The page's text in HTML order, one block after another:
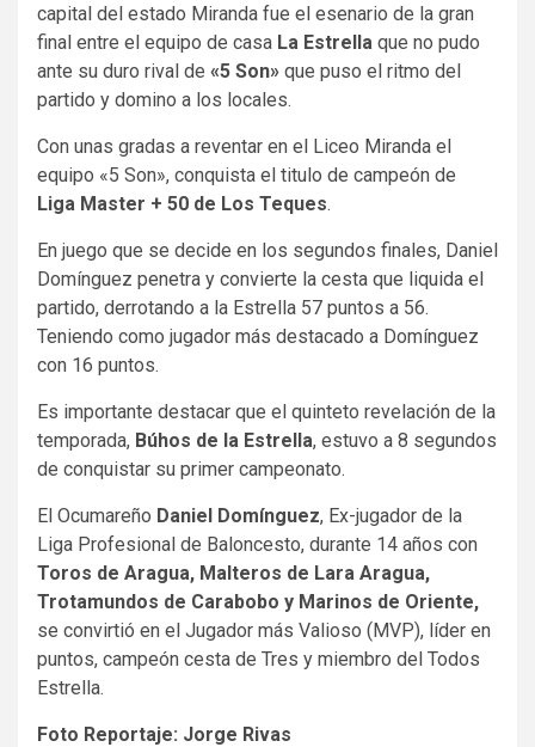
capital del estado Miranda fue el esenario de la gran
final entre el equipo de casa La Estrella que no pudo
ante su duro rival de «5 Son» que puso el ritmo del
partido y domino a los locales.
Con unas gradas a reventar en el Liceo Miranda el
equipo «5 Son», conquista el titulo de campeón de
Liga Master + 50 de Los Teques.
En juego que se decide en los segundos finales, Daniel
Domínguez penetra y convierte la cesta que liquida el
partido, derrotando a la Estrella 57 puntos a 56.
Teniendo como jugador más destacado a Domínguez
con 16 puntos.
Es importante destacar que el quinteto revelación de la
temporada, Búhos de la Estrella, estuvo a 8 segundos
de conquistar su primer campeonato.
El Ocumareño Daniel Domínguez, Ex-jugador de la
Liga Profesional de Baloncesto, durante 14 años con
Toros de Aragua, Malteros de Lara Aragua,
Trotamundos de Carabobo y Marinos de Oriente,
se convirtió en el Jugador más Valioso (MVP), líder en
puntos, campeón cesta de Tres y miembro del Todos
Estrella.
Foto Reportaje: Jorge Rivas